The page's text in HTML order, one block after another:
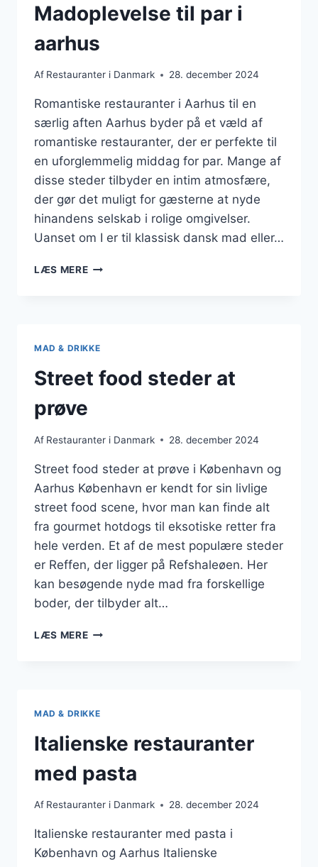
Madoplevelse til par i
aarhus
Af Restauranter i Danmark 28. december 2024
Romantiske restauranter i Aarhus til en
særlig aften Aarhus byder på et væld af
romantiske restauranter, der er perfekte til
en uforglemmelig middag for par. Mange af
disse steder tilbyder en intim atmosfære,
der gør det muligt for gæsterne at nyde
hinandens selskab i rolige omgivelser.
Uanset om I er til klassisk dansk mad eller…
LÆS MEREMADOPLEVELSE
MAD & DRIKKE
Street food steder at
prøve
Af Restauranter i Danmark 28. december 2024
Street food steder at prøve i København og
Aarhus København er kendt for sin livlige
street food scene, hvor man kan finde alt
fra gourmet hotdogs til eksotiske retter fra
hele verden. Et af de mest populære steder
er Reffen, der ligger på Refshaleøen. Her
kan besøgende nyde mad fra forskellige
boder, der tilbyder alt…
LÆS MERESTREET
MAD & DRIKKE
Italienske restauranter
med pasta
Af Restauranter i Danmark 28. december 2024
Italienske restauranter med pasta i
København og Aarhus Italienske